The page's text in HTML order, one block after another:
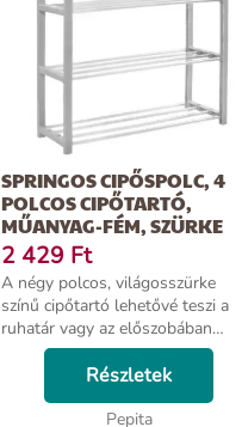
SPRINGOS CIPŐSPOLC, 4
POLCOS CIPŐTARTÓ,
MŰANYAG-FÉM, SZÜRKE
2 429 Ft
A négy polcos, világosszürke
színű cipőtartó lehetővé teszi a
ruhatár vagy az előszobában
tárolandó cipők megfelelő
elrendezését. Viszonylag kis
helyen tárolhaja a cipőket,
ruhákat. A polc stabil szer...
Részletek
Pepita